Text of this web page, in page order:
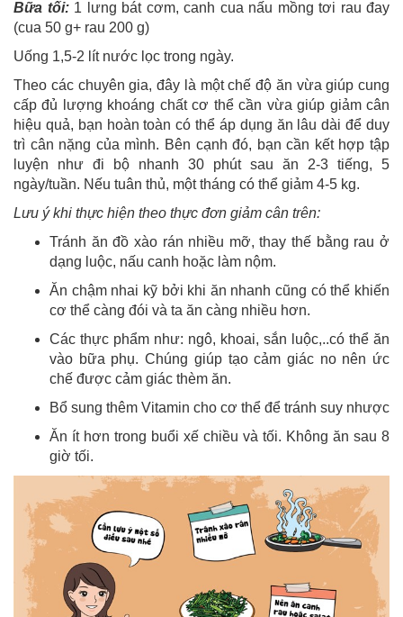
Bữa tối:1 lưng bát cơm, canh cua nấu mồng tơi rau đay
(cua 50 g+ rau 200 g)
Uống 1,5-2 lít nước lọc trong ngày.
Theo các chuyên gia, đây là một chế độ ăn vừa giúp cung
cấp đủ lượng khoáng chất cơ thể cần vừa giúp giảm cân
hiệu quả, bạn hoàn toàn có thể áp dụng ăn lâu dài để duy
trì cân nặng của mình. Bên cạnh đó, bạn cần kết hợp tập
luyện như đi bộ nhanh 30 phút sau ăn 2-3 tiếng, 5
ngày/tuần. Nếu tuân thủ, một tháng có thể giảm 4-5 kg.
Lưu ý khi thực hiện theo thực đơn giảm cân trên:
Tránh ăn đồ xào rán nhiều mỡ, thay thế bằng rau ở
dạng luộc, nấu canh hoặc làm nộm.
Ăn chậm nhai kỹ bởi khi ăn nhanh cũng có thể khiến
cơ thể càng đói và ta ăn càng nhiều hơn.
Các thực phẩm như: ngô, khoai, sắn luộc,..có thể ăn
vào bữa phụ. Chúng giúp tạo cảm giác no nên ức
chế được cảm giác thèm ăn.
Bổ sung thêm Vitamin cho cơ thể để tránh suy nhược
Ăn ít hơn trong buổi xế chiều và tối. Không ăn sau 8
giờ tối.